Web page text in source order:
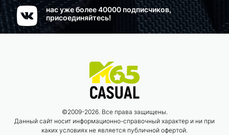
нас уже более 40000 подписчиков,
присоединяйтесь!
©2009-2026. Все права защищены.
Данный сайт носит информационно-справочный характер и ни при
каких условиях не является публичной офертой.